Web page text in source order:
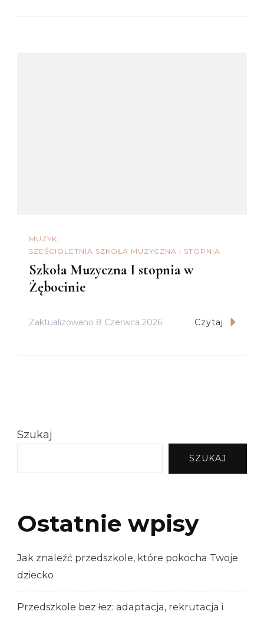
MUZYK
SZEŚCIOLETNIA SZKOŁA MUZYCZNA I STOPNIA
Szkoła Muzyczna I stopnia w
Żębocinie
Zaktualizowano 8 Czerwca 2026 Czytaj
Szukaj
SZUKAJ
Ostatnie wpisy
Jak znaleźć przedszkole, które pokocha Twoje
dziecko
Przedszkole bez łez: adaptacja, rekrutacja i